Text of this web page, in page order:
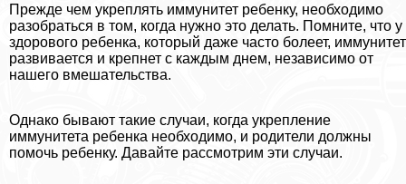
Прежде чем укреплять иммунитет ребенку, необходимо
разобраться в том, когда нужно это делать. Помните, что у
здорового ребенка, который даже часто болеет, иммунитет
развивается и крепнет с каждым днем, независимо от
нашего вмешательства.
Однако бывают такие случаи, когда укрепление
иммунитета ребенка необходимо, и родители должны
помочь ребенку. Давайте рассмотрим эти случаи.